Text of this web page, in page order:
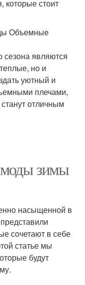
которые стоит
Объемные
сезона являются
но и
уютный и
плечами,
отличным
зимы
насыщенной в
сочетают в себе
статье мы
будут